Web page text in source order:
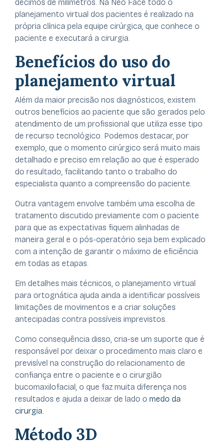
décimos de milímetros. Na Neo Face todo o
planejamento virtual dos pacientes é realizado na
própria clínica pela equipe cirúrgica, que conhece o
paciente e executará a cirurgia.
Benefícios do uso do
planejamento virtual
Além da maior precisão nos diagnósticos, existem
outros benefícios ao paciente que são gerados pelo
atendimento de um profissional que utiliza esse tipo
de recurso tecnológico. Podemos destacar, por
exemplo, que o momento cirúrgico será muito mais
detalhado e preciso em relação ao que é esperado
do resultado, facilitando tanto o trabalho do
especialista quanto a compreensão do paciente.
Outra vantagem envolve também uma escolha de
tratamento discutido previamente com o paciente
para que as expectativas fiquem alinhadas de
maneira geral e o pós-operatório seja bem explicado
com a intenção de garantir o máximo de eficiência
em todas as etapas.
Em detalhes mais técnicos, o planejamento virtual
para ortognática ajuda ainda a identificar possíveis
limitações de movimentos e a criar soluções
antecipadas contra possíveis imprevistos.
Como consequência disso, cria-se um suporte que é
responsável por deixar o procedimento mais claro e
previsível na construção do relacionamento de
confiança entre o paciente e o cirurgião
bucomaxilofacial, o que faz muita diferença nos
resultados e ajuda a deixar de lado o medo da
cirurgia
Método 3D